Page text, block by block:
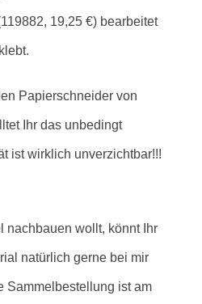
19,25 €) bearbeitet
Papierschneider von
Ihr das unbedingt
ist wirklich unverzichtbar!!!
nachbauen wollt, könnt Ihr
natürlich gerne bei mir
Sammelbestellung ist am